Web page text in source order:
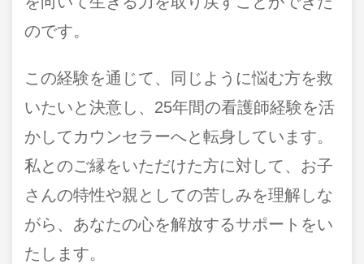
のです。
この経験を通じて、同じように悩む方を救
いたいと決意し、25年間の看護師経験を活
かしてカウンセラーへと転身しています。
私とのご縁をいただけた方に対して、お子
さんの特性や親としての苦しみを理解しな
がら、あなたの心を解放するサポートをい
たします。